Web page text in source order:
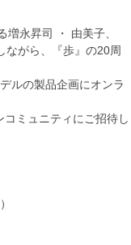
増永昇司 ・ 由美子、
ながら、『歩』の20周
ルの製品企画にオンラ
コミュニティにご招待し